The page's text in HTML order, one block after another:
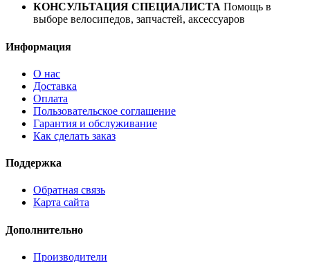
КОНСУЛЬТАЦИЯ СПЕЦИАЛИСТА Помощь в
выборе велосипедов, запчастей, аксессуаров
Информация
О нас
Доставка
Оплата
Пользовательское соглашение
Гарантия и обслуживание
Как сделать заказ
Поддержка
Обратная связь
Карта сайта
Дополнительно
Производители